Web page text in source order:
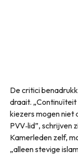
De critici
draait.
kiezers mogen niet
PVV‑lid”, schrijven
Kamerleden zelf,
„alleen stevige